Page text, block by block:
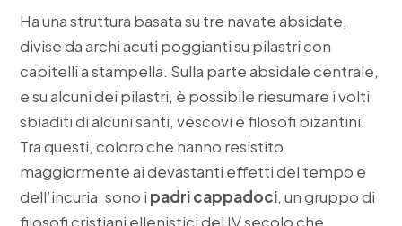
Ha una struttura basata su tre navate absidate,
divise da archi acuti poggianti su pilastri con
capitelli a stampella. Sulla parte absidale centrale,
e su alcuni dei pilastri, è possibile riesumare i volti
sbiaditi di alcuni santi, vescovi e filosofi bizantini.
Tra questi, coloro che hanno resistito
maggiormente ai devastanti effetti del tempo e
dell’incuria, sono i padri cappadoci, un gruppo di
filosofi cristiani ellenistici del IV secolo che